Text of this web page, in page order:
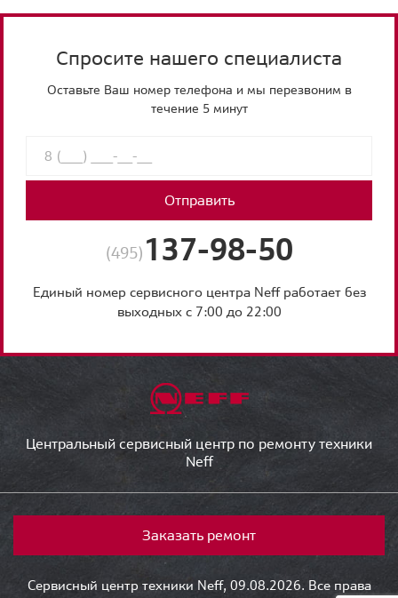
Спросите нашего специалиста
Оставьте Ваш номер телефона и мы перезвоним в
течение 5 минут
Отправить
(495) 137-98-50
Единый номер сервисного центра Neff работает без
выходных с 7:00 до 22:00
Центральный сервисный центр по ремонту техники
Neff
Заказать ремонт
Сервисный центр техники Neff, 09.08.2026. Все права